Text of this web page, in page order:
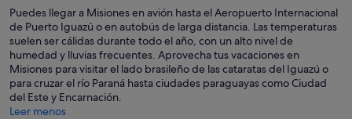
Puedes llegar a Misiones en avión hasta el Aeropuerto Internacional
de Puerto Iguazú o en autobús de larga distancia. Las temperaturas
suelen ser cálidas durante todo el año, con un alto nivel de
humedad y lluvias frecuentes. Aprovecha tus vacaciones en
Misiones para visitar el lado brasileño de las cataratas del Iguazú o
para cruzar el río Paraná hasta ciudades paraguayas como Ciudad
del Este y Encarnación.
Leer menos